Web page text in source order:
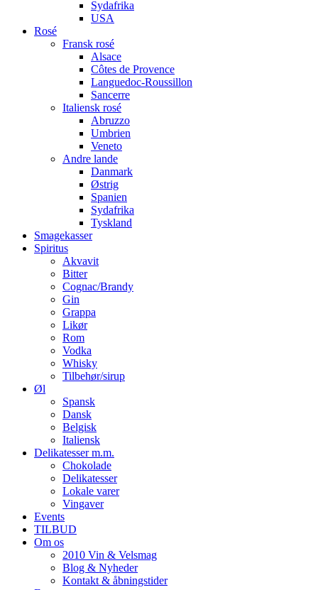
Sydafrika
USA
Rosé
Fransk rosé
Alsace
Côtes de Provence
Languedoc-Roussillon
Sancerre
Italiensk rosé
Abruzzo
Umbrien
Veneto
Andre lande
Danmark
Østrig
Spanien
Sydafrika
Tyskland
Smagekasser
Spiritus
Akvavit
Bitter
Cognac/Brandy
Gin
Grappa
Likør
Rom
Vodka
Whisky
Tilbehør/sirup
Øl
Spansk
Dansk
Belgisk
Italiensk
Delikatesser m.m.
Chokolade
Delikatesser
Lokale varer
Vingaver
Events
TILBUD
Om os
2010 Vin & Velsmag
Blog & Nyheder
Kontakt & åbningstider